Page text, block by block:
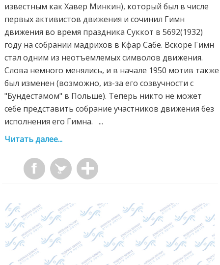
известным как Хавер Минкин), который был в числе
первых активистов движения и сочинил Гимн
движения во время праздника Суккот в 5692(1932)
году на собрании мадрихов в Кфар Сабе. Вскоре Гимн
стал одним из неотъемлемых символов движения.
Слова немного менялись, и в начале 1950 мотив также
был изменен (возможно, из-за его созвучности с
"Бундестамом" в Польше). Теперь никто не может
себе представить собрание участников движения без
исполнения его Гимна. ...
Читать далее...